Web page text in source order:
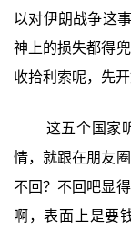
以对伊朗战争这
神上的损失都得
收拾利索呢，先开
这五个国家
情，就跟在朋友
不回？不回吧显
啊，表面上是要